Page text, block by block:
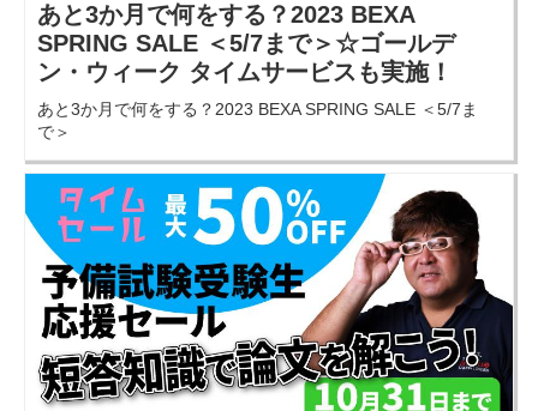
あと3か月で何をする？2023 BEXA
SPRING SALE ＜5/7まで＞☆ゴールデ
ン・ウィーク タイムサービスも実施！
あと3か月で何をする？2023 BEXA SPRING SALE ＜5/7ま
で＞